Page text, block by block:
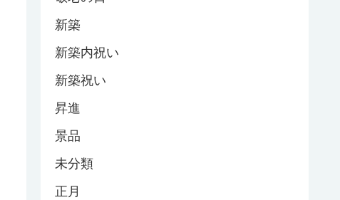
新築
新築内祝い
新築祝い
昇進
景品
未分類
正月